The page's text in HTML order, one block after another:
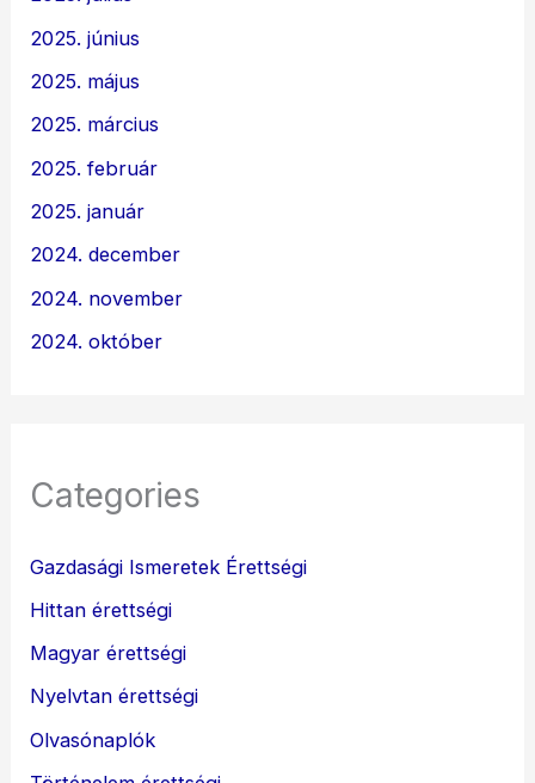
2025. június
2025. május
2025. március
2025. február
2025. január
2024. december
2024. november
2024. október
Categories
Gazdasági Ismeretek Érettségi
Hittan érettségi
Magyar érettségi
Nyelvtan érettségi
Olvasónaplók